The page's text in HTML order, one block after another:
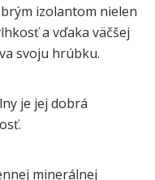
izolantom nielen
a vďaka väčšej
svoju hrúbku.
je jej dobrá
minerálnej